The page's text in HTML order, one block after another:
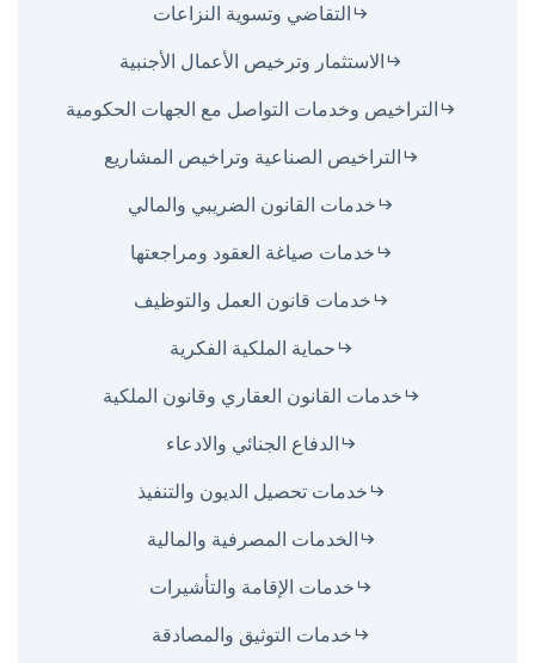
التقاضي وتسوية النزاعات
الاستثمار وترخيص الأعمال الأجنبية
التراخيص وخدمات التواصل مع الجهات الحكومية
التراخيص الصناعية وتراخيص المشاريع
خدمات القانون الضريبي والمالي
خدمات صياغة العقود ومراجعتها
خدمات قانون العمل والتوظيف
حماية الملكية الفكرية
خدمات القانون العقاري وقانون الملكية
الدفاع الجنائي والادعاء
خدمات تحصيل الديون والتنفيذ
الخدمات المصرفية والمالية
خدمات الإقامة والتأشيرات
خدمات التوثيق والمصادقة